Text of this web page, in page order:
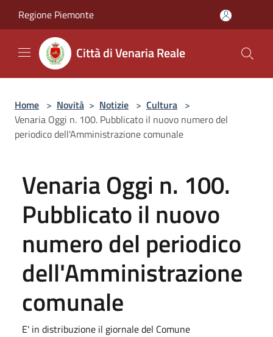
Regione Piemonte
Città di Venaria Reale
Home > Novità > Notizie > Cultura >
Venaria Oggi n. 100. Pubblicato il nuovo numero del
periodico dell'Amministrazione comunale
Venaria Oggi n. 100.
Pubblicato il nuovo
numero del periodico
dell'Amministrazione
comunale
E' in distribuzione il giornale del Comune